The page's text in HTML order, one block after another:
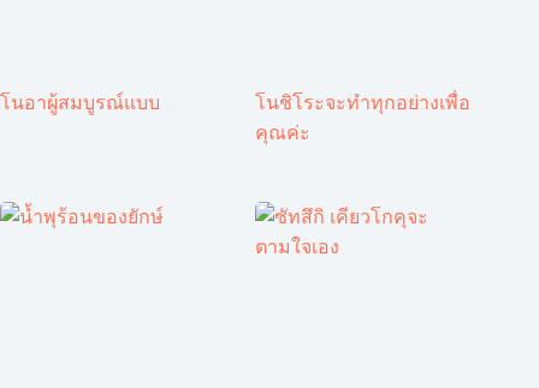
โนอาผู้สมบูรณ์แบบ
โนชิโระจะทำทุกอย่างเพื่อ
คุณค่ะ